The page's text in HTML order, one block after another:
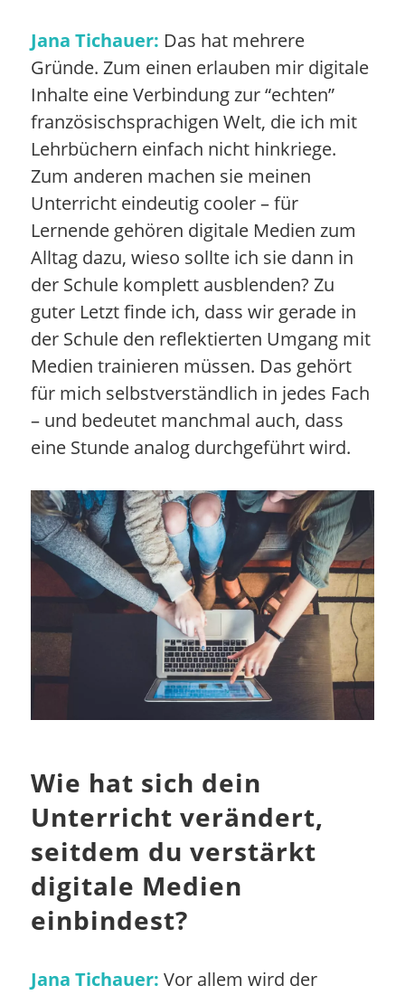
Jana Tichauer: Das hat mehrere
Gründe. Zum einen erlauben mir digitale
Inhalte eine Verbindung zur “echten”
französischsprachigen Welt, die ich mit
Lehrbüchern einfach nicht hinkriege.
Zum anderen machen sie meinen
Unterricht eindeutig cooler – für
Lernende gehören digitale Medien zum
Alltag dazu, wieso sollte ich sie dann in
der Schule komplett ausblenden? Zu
guter Letzt finde ich, dass wir gerade in
der Schule den reflektierten Umgang mit
Medien trainieren müssen. Das gehört
für mich selbstverständlich in jedes Fach
– und bedeutet manchmal auch, dass
eine Stunde analog durchgeführt wird.
Wie hat sich dein
Unterricht verändert,
seitdem du verstärkt
digitale Medien
einbindest?
Jana Tichauer: Vor allem wird der